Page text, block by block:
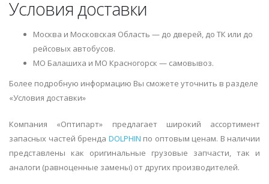
Условия доставки
Москва и Московская Область — до дверей, до ТК или до
рейсовых автобусов.
МО Балашиха и МО Красногорск — самовывоз.
Более подробную информацию Вы сможете уточнить в разделе
«Условия доставки»
Компания «Оптипарт» предлагает широкий ассортимент
запасных частей бренда DOLPHIN по оптовым ценам. В наличии
представлены как оригинальные грузовые запчасти, так и
аналоги (равноценные замены) от других производителей.